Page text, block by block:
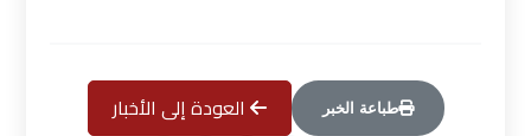
العودة إلى الأخبار طباعة الخبر